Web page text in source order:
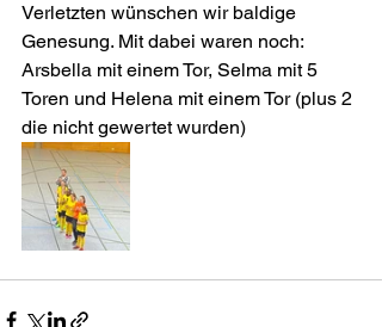
Verletzten wünschen wir baldige
Genesung. Mit dabei waren noch:
Arsbella mit einem Tor, Selma mit 5
Toren und Helena mit einem Tor (plus 2
die nicht gewertet wurden)